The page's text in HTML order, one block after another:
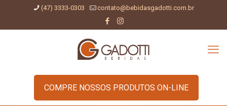
(47) 3333-0303 contato@bebidasgadotti.com.br
COMPRE NOSSOS PRODUTOS ON-LINE